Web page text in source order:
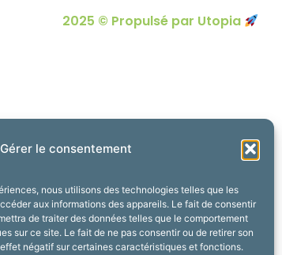
Gérer le consentement
nous utilisons des technologies telles que les
aux informations des appareils. Le fait de consentir
de traiter des données telles que le comportement
sur ce site. Le fait de ne pas consentir ou de retirer son
négatif sur certaines caractéristiques et fonctions.
2025 © Propulsé par Utopia